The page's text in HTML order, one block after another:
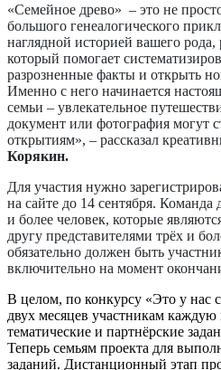
«Семейное древо» – это не
большого генеалогического
наглядной историей вашего
который помогает
разрозненные факты и открыть
Именно с него начинается
семьи – увлекательное
документ или фотография могут
открытиям», – рассказал
Корякин.
Для участия нужно
на сайте до 14 сентября. Команда
и более человек, которые
другу представителями трёх и
обязательно должен быть
включительно на момент
В целом, по конкурсу «Это у нас
двух месяцев участникам
тематические и партнёрские
Теперь семьям проекта для
заданий. Дистанционный этап